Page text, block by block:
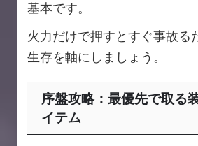
基本です。
火力だけで押すとすぐ事故る
生存を軸にしましょう。
序盤攻略：最優先で取る
イテム